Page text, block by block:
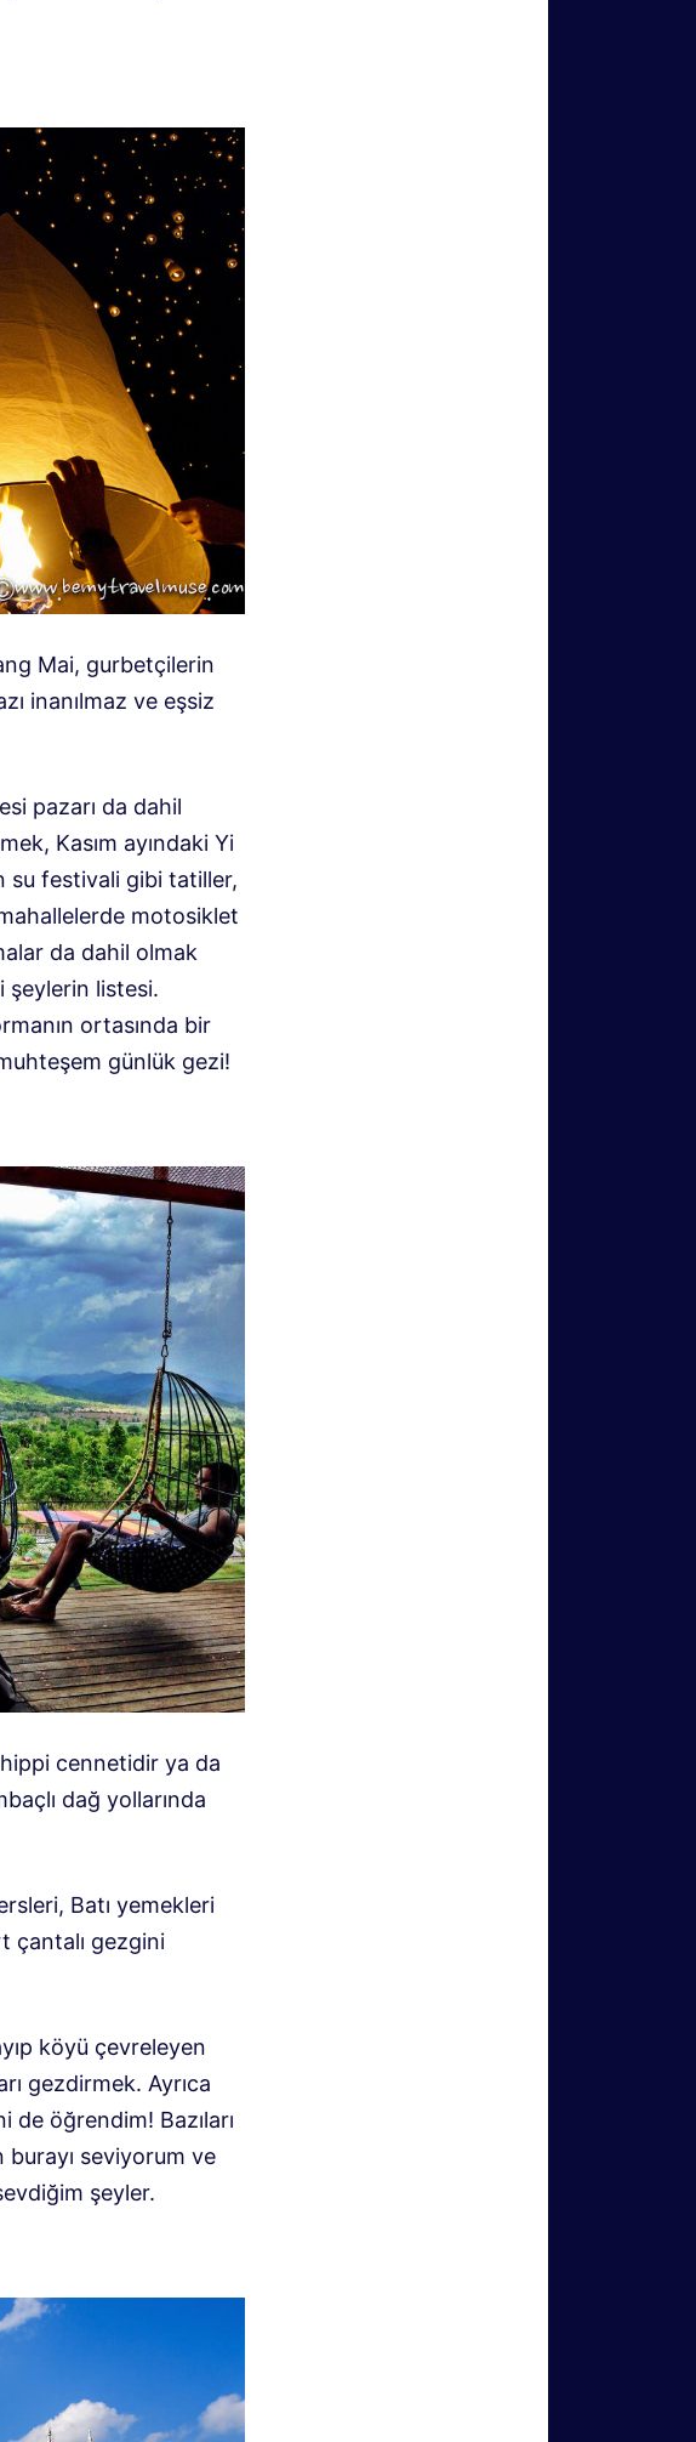
Mai, gurbetçilerin
inanılmaz ve eşsiz
pazarı da dahil
Kasım ayındaki Yi
su festivali gibi tatiller,
motosiklet
da dahil olmak
şeylerin listesi.
ortasında bir
günlük gezi!
cennetidir ya da
dağ yollarında
Batı yemekleri
çantalı gezgini
köyü çevreleyen
gezdirmek. Ayrıca
de öğrendim! Bazıları
seviyorum ve
şeyler.